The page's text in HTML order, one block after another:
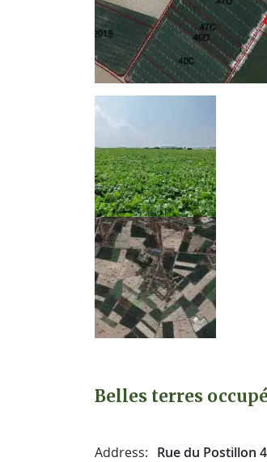
Belles terres
Address: Rue du Postillon